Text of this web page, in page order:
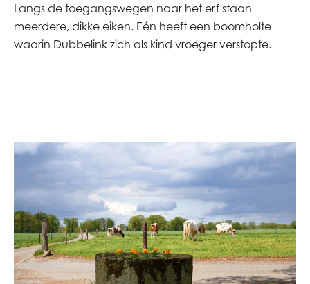
Langs de toegangswegen naar het erf staan
meerdere, dikke eiken. Eén heeft een boomholte
waarin Dubbelink zich als kind vroeger verstopte.